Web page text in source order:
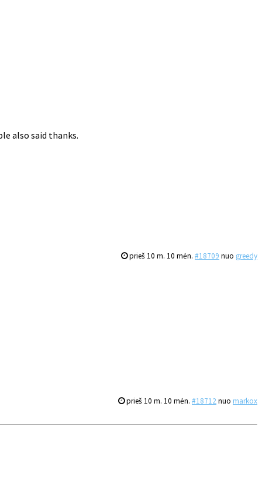
also said thanks.
prieš 10 m. 10 mėn. #18709 nuo greedy
prieš 10 m. 10 mėn. #18712nuo markox